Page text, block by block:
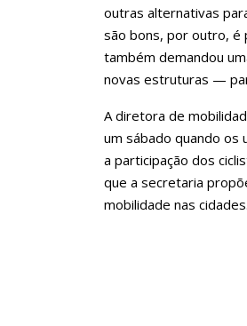
outras alternativas
são bons, por outro, é
também demandou
novas estruturas —
A diretora de
um sábado quando os
a participação dos
que a secretaria
mobilidade nas cidades.